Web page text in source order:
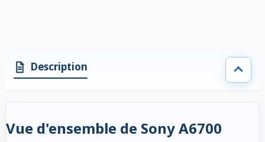
Description
Vue d'ensemble de Sony A6700